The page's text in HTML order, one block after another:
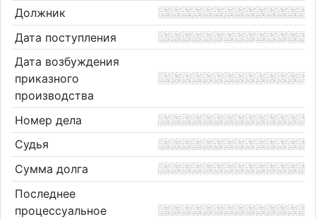
Должник
Дата поступления
Дата возбуждения
приказного
производства
Номер дела
Судья
Сумма долга
Последнее
процессуальное